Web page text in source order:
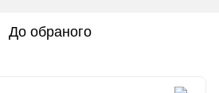
До обраного